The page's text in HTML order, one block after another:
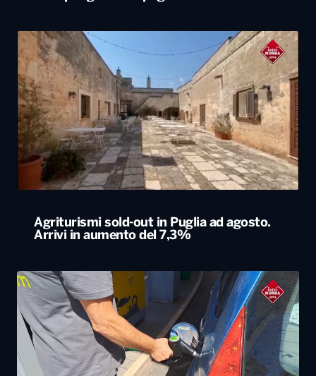
Agriturismi sold-out in Puglia ad agosto.
Arrivi in aumento del 7,3%